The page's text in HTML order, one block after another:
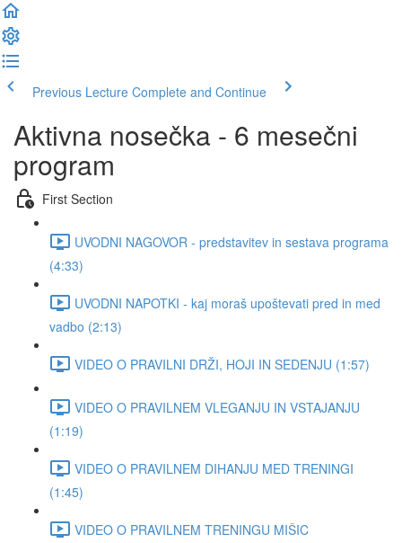
Previous Lecture Complete and Continue
Aktivna nosečka - 6 mesečni
program
First Section
UVODNI NAGOVOR - predstavitev in sestava programa
(4:33)
UVODNI NAPOTKI - kaj moraš upoštevati pred in med
vadbo (2:13)
VIDEO O PRAVILNI DRŽI, HOJI IN SEDENJU (1:57)
VIDEO O PRAVILNEM VLEGANJU IN VSTAJANJU
(1:19)
VIDEO O PRAVILNEM DIHANJU MED TRENINGI
(1:45)
VIDEO O PRAVILNEM TRENINGU MIŠIC